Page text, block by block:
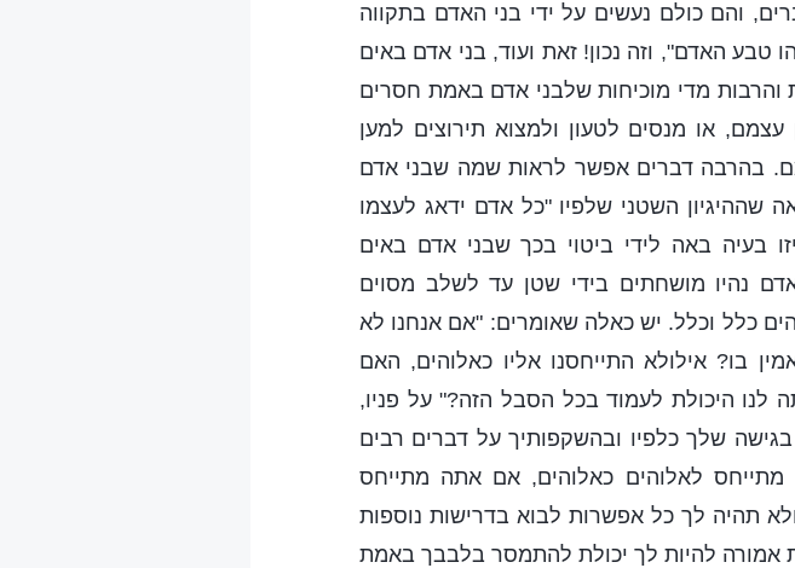
והם כולם נעשים על ידי בני האדם בתקווה
טבע האדם", וזה נכון! זאת ועוד, בני אדם באים
והרבות מדי מוכיחות שלבני אדם באמת חסרים
עצמם, או מנסים לטעון ולמצוא תירוצים למען
בהרבה דברים אפשר לראות שמה שבני אדם
שההיגיון השטני שלפיו "כל אדם ידאג לעצמו
בעיה באה לידי ביטוי בכך שבני אדם באים
נהיו מושחתים בידי שטן עד לשלב מסוים
כלל וכלל. יש כאלה שאומרים: "אם אנחנו לא
בו? אילולא התייחסנו אליו כאלוהים, האם
לנו היכולת לעמוד בכל הסבל הזה?" על פניו,
שלך כלפיו ובהשקפותיך על דברים רבים
לאלוהים כאלוהים, אם אתה מתייחס
תהיה לך כל אפשרות לבוא בדרישות נוספות
אמורה להיות לך יכולת להתמסר בלבבך באמת